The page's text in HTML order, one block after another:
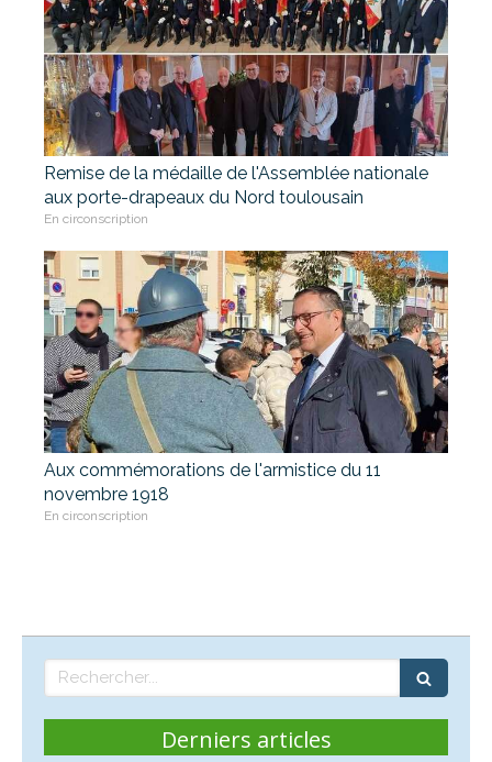
Remise de la médaille de l'Assemblée nationale
aux porte-drapeaux du Nord toulousain
En circonscription
Aux commémorations de l'armistice du 11
novembre 1918
En circonscription
Rechercher
Derniers articles